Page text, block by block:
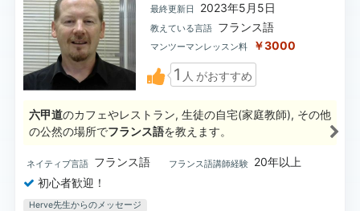
最終更新日 2023年5月5日
教えている言語 フランス語
マンツーマンレッスン料 ￥3000
1 人 がおすすめ
六甲道のカフェやレストラン, 生徒の自宅(家庭教師), その他
の公然の場所でフランス語を教えます。
ネイティブ言語 フランス語 フランス語講師経験
20年以上
初心者歓迎！
Herve先生からのメッセージ